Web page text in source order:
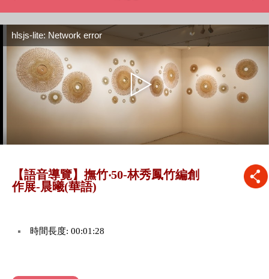
hlsjs-lite: Network error
【語音導覽】撫竹‧50-林秀鳳竹編創
作展-晨曦(華語)
時間長度: 00:01:28